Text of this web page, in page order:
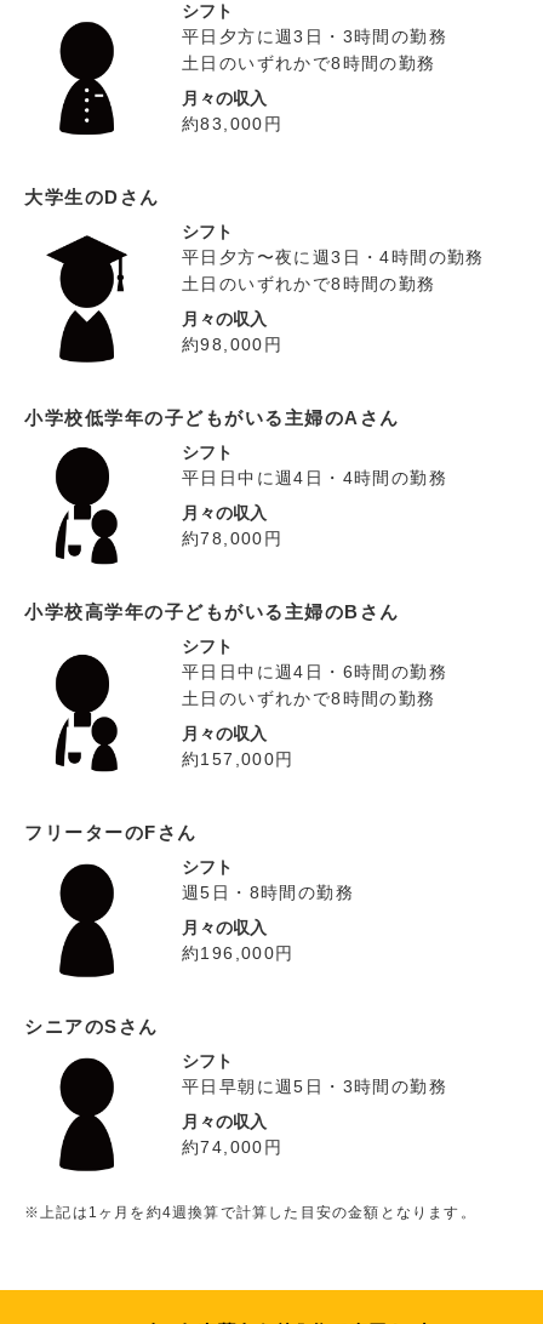
シフト
平日夕方に週3日・3時間の勤務
土日のいずれかで8時間の勤務
月々の収入
約83,000円
大学生のDさん
シフト
平日夕方〜夜に週3日・4時間の勤務
土日のいずれかで8時間の勤務
月々の収入
約98,000円
小学校低学年の子どもがいる主婦のAさん
シフト
平日日中に週4日・4時間の勤務
月々の収入
約78,000円
小学校高学年の子どもがいる主婦のBさん
シフト
平日日中に週4日・6時間の勤務
土日のいずれかで8時間の勤務
月々の収入
約157,000円
フリーターのFさん
シフト
週5日・8時間の勤務
月々の収入
約196,000円
シニアのSさん
シフト
平日早朝に週5日・3時間の勤務
月々の収入
約74,000円
※上記は1ヶ月を約4週換算で計算した目安の金額となります。